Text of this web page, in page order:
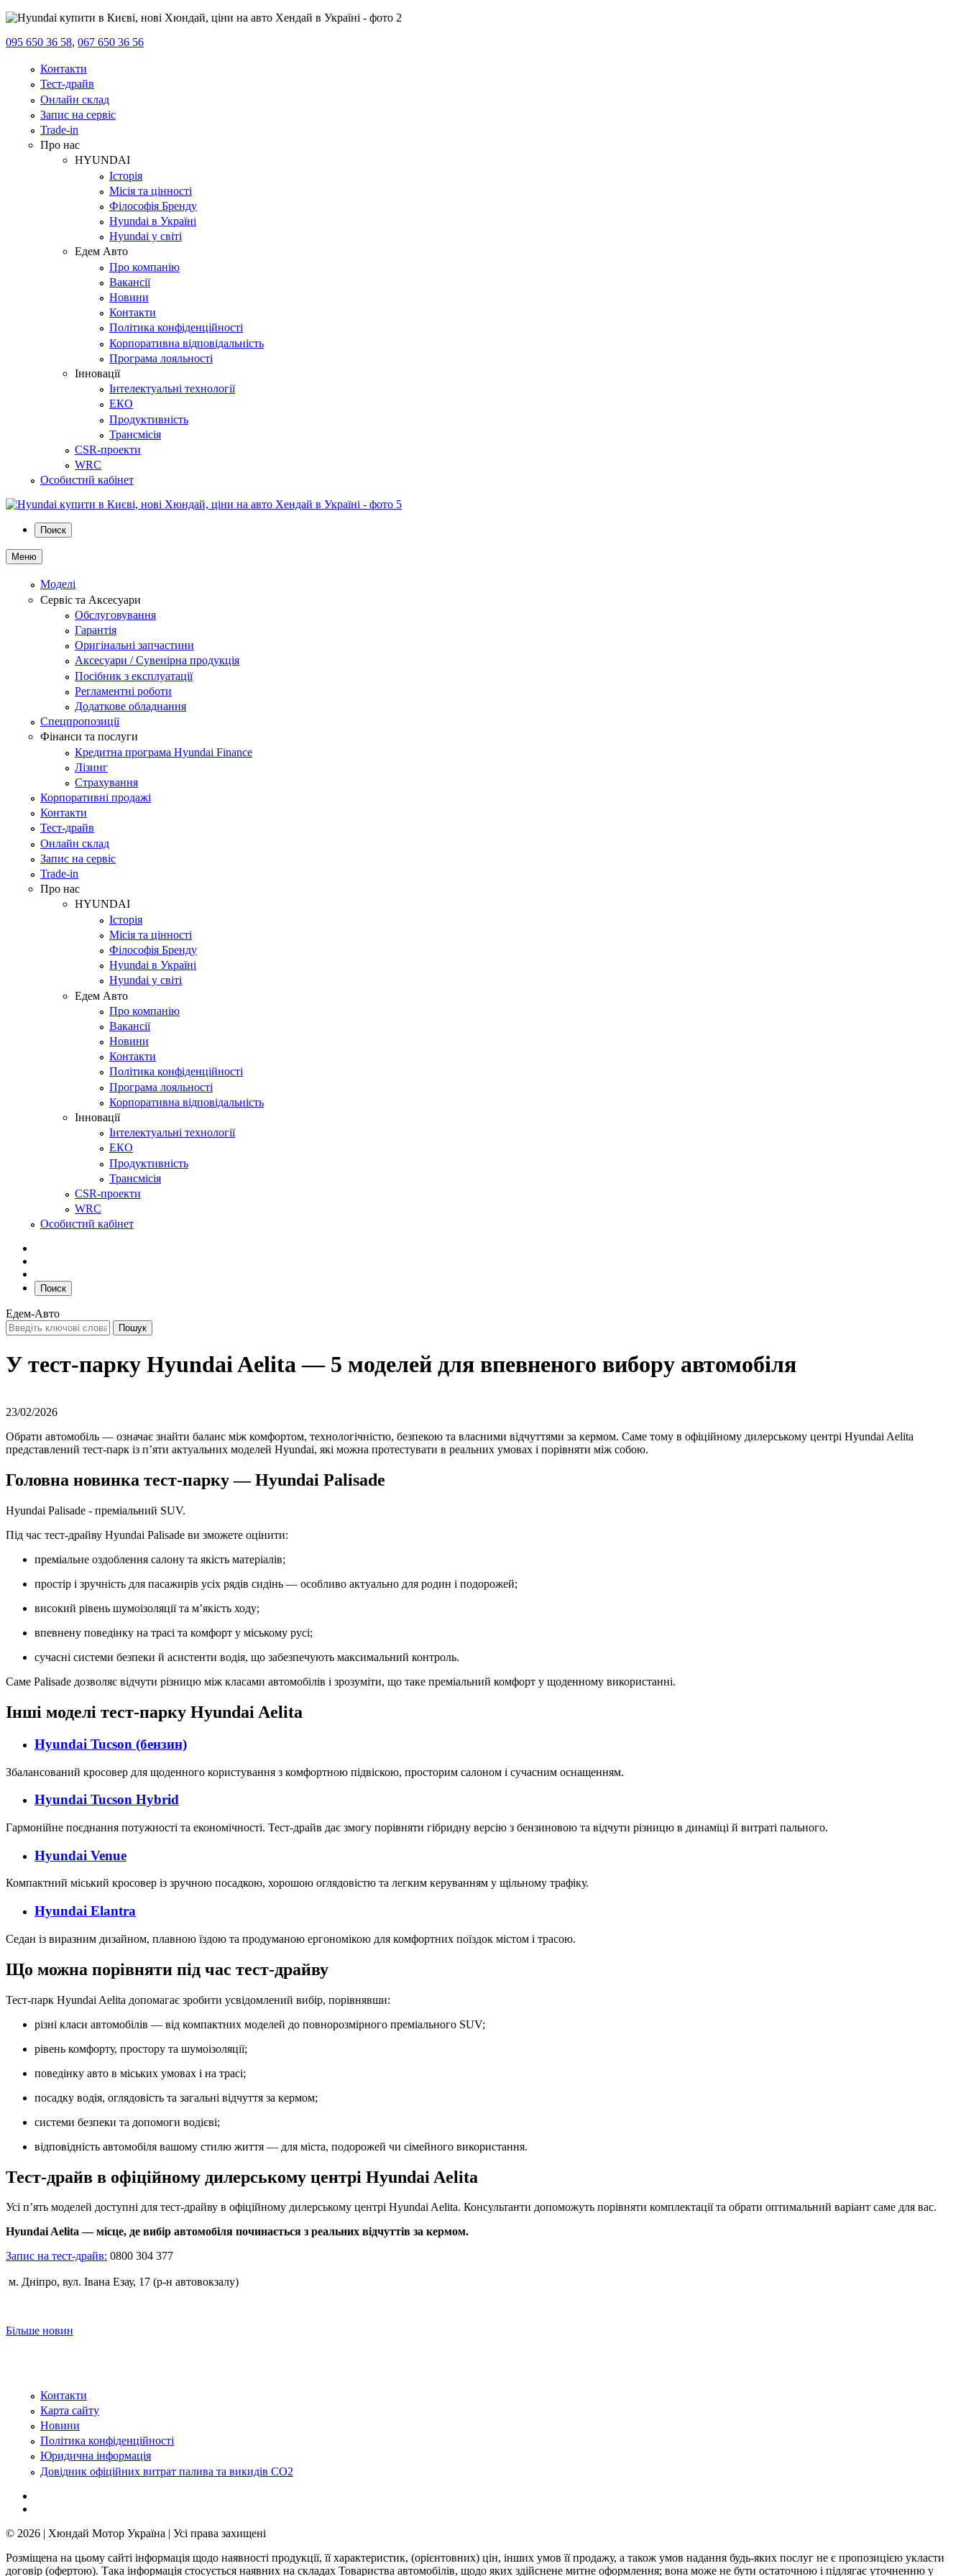
095 650 36 58, 067 650 36 56
Контакти
Тест-драйв
Онлайн склад
Запис на сервіс
Trade-in
Про нас
HYUNDAI
Історія
Місія та цінності
Філософія Бренду
Hyundai в Україні
Hyundai у світі
Едем Авто
Про компанію
Вакансії
Новини
Контакти
Політика конфіденційності
Корпоративна відповідальність
Програма лояльності
Інновації
Інтелектуальні технології
ЕКО
Продуктивність
Трансмісія
CSR-проекти
WRC
Особистий кабінет
Поиск
Меню
Моделі
Сервіс та Аксесуари
Обслуговування
Гарантія
Оригінальні запчастини
Аксесуари / Сувенірна продукція
Посібник з експлуатації
Регламентні роботи
Додаткове обладнання
Спецпропозиції
Фінанси та послуги
Кредитна програма Hyundai Finance
Лізинг
Страхування
Корпоративні продажі
Контакти
Тест-драйв
Онлайн склад
Запис на сервіс
Trade-in
Про нас
HYUNDAI
Історія
Місія та цінності
Філософія Бренду
Hyundai в Україні
Hyundai у світі
Едем Авто
Про компанію
Вакансії
Новини
Контакти
Політика конфіденційності
Програма лояльності
Корпоративна відповідальність
Інновації
Інтелектуальні технології
ЕКО
Продуктивність
Трансмісія
CSR-проекти
WRC
Особистий кабінет
Поиск
Едем-Авто
У тест-парку Hyundai Aelita — 5 моделей для впевненого вибору автомобіля
23/02/2026
Обрати автомобіль — означає знайти баланс між комфортом, технологічністю, безпекою та власними відчуттями за кермом. Саме тому в офіційному дилерському центрі Hyundai Aelita
представлений тест-парк із п’яти актуальних моделей Hyundai, які можна протестувати в реальних умовах і порівняти між собою.
Головна новинка тест-парку —Hyundai Palisade
Hyundai Palisade - преміальний SUV.
Під час тест-драйву Hyundai Palisade ви зможете оцінити:
преміальне оздоблення салону та якість матеріалів;
простір і зручність для пасажирів усіх рядів сидінь — особливо актуально для родин і подорожей;
високий рівень шумоізоляції та м’якість ходу;
впевнену поведінку на трасі та комфорт у міському русі;
сучасні системи безпеки й асистенти водія, що забезпечують максимальний контроль.
Саме Palisade дозволяє відчути різницю між класами автомобілів і зрозуміти, що таке преміальний комфорт у щоденному використанні.
Інші моделі тест-парку Hyundai Aelita
Hyundai Tucson (бензин)
Збалансований кросовер для щоденного користування з комфортною підвіскою, просторим салоном і сучасним оснащенням.
Hyundai Tucson Hybrid
Гармонійне поєднання потужності та економічності. Тест-драйв дає змогу порівняти гібридну версію з бензиновою та відчути різницю в динаміці й витраті пального.
Hyundai Venue
Компактний міський кросовер із зручною посадкою, хорошою оглядовістю та легким керуванням у щільному трафіку.
Hyundai Elantra
Седан із виразним дизайном, плавною їздою та продуманою ергономікою для комфортних поїздок містом і трасою.
Що можна порівняти під час тест-драйву
Тест-парк Hyundai Aelita допомагає зробити усвідомлений вибір, порівнявши:
різні класи автомобілів — від компактних моделей до повнорозмірного преміального SUV;
рівень комфорту, простору та шумоізоляції;
поведінку авто в міських умовах і на трасі;
посадку водія, оглядовість та загальні відчуття за кермом;
системи безпеки та допомоги водієві;
відповідність автомобіля вашому стилю життя — для міста, подорожей чи сімейного використання.
Тест-драйв в офіційному дилерському центрі Hyundai Aelita
Усі п’ять моделей доступні для тест-драйву в офіційному дилерському центрі Hyundai Aelita. Консультанти допоможуть порівняти комплектації та обрати оптимальний варіант саме для вас.
Hyundai Aelita — місце, де вибір автомобіля починається з реальних відчуттів за кермом.
Запис на тест-драйв: 0800 304 377
м. Дніпро, вул. Івана Езау, 17 (р-н автовокзалу)
Більше новин
Контакти
Карта сайту
Новини
Політика конфіденційності
Юридична інформація
Довідник офіційних витрат палива та викидів СО2
© 2026 | Хюндай Мотор Україна | Усі права захищені
Розміщена на цьому сайті інформація щодо наявності продукції, її характеристик, (орієнтовних) цін, інших умов її продажу, а також умов надання будь-яких послуг не є пропозицією укласти
договір (офертою). Така інформація стосується наявних на складах Товариства автомобілів, щодо яких здійснене митне оформлення; вона може не бути остаточною і підлягає уточненню у